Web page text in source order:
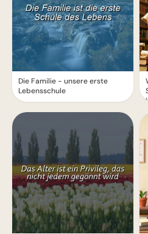
Die Familie - unsere erste
Lebensschule